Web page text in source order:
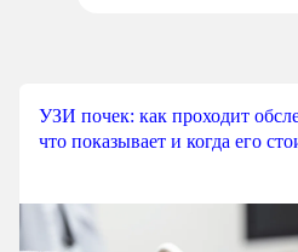
УЗИ почек: как проходит
что показывает и когда его